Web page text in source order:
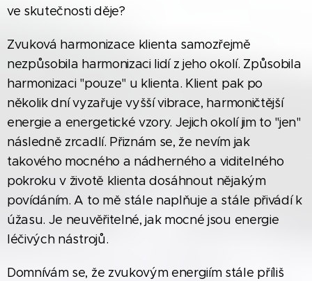
ve skutečnosti děje?
Zvuková harmonizace klienta samozřejmě
nezpůsobila harmonizaci lidí z jeho okolí. Způsobila
harmonizaci "pouze" u klienta. Klient pak po
několik dní vyzařuje vyšší vibrace, harmoničtější
energie a energetické vzory. Jejich okolí jim to "jen"
následně zrcadlí. Přiznám se, že nevím jak
takového mocného a nádherného a viditelného
pokroku v životě klienta dosáhnout nějakým
povídáním. A to mě stále naplňuje a stále přivádí k
úžasu. Je neuvěřitelné, jak mocné jsou energie
léčivých nástrojů.
Domnívám se, že zvukovým energiím stále příliš